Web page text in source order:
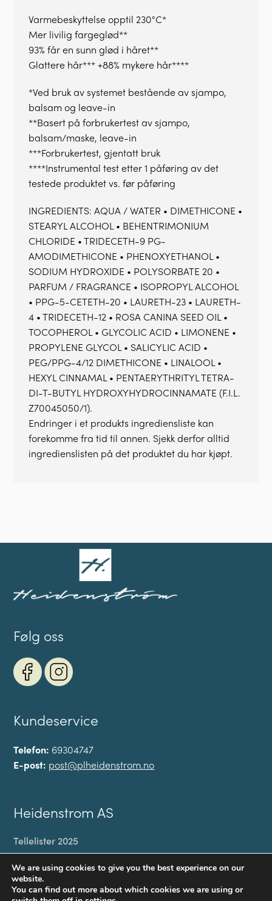
Varmebeskyttelse opptil 230°C*
Mer livilig fargeglød**
93% får en sunn glød i håret**
Glattere hår*** +88% mykere hår****
*Ved bruk av systemet bestående av sjampo,
balsam og leave-in
**Basert på forbrukertest av sjampo,
balsam/maske, leave-in
***Forbrukertest, gjentatt bruk
****Instrumental test etter 1 påføring av det
testede produktet vs. før påføring
INGREDIENTS: AQUA / WATER • DIMETHICONE •
STEARYL ALCOHOL • BEHENTRIMONIUM
CHLORIDE • TRIDECETH-9 PG-
AMODIMETHICONE • PHENOXYETHANOL •
SODIUM HYDROXIDE • POLYSORBATE 20 •
PARFUM / FRAGRANCE • ISOPROPYL ALCOHOL
• PPG-5-CETETH-20 • LAURETH-23 • LAURETH-
4 • TRIDECETH-12 • ROSA CANINA SEED OIL •
TOCOPHEROL • GLYCOLIC ACID • LIMONENE •
PROPYLENE GLYCOL • SALICYLIC ACID •
PEG/PPG-4/12 DIMETHICONE • LINALOOL •
HEXYL CINNAMAL • PENTAERYTHRITYL TETRA-
DI-T-BUTYL HYDROXYHYDROCINNAMATE (F.I.L.
Z70045050/1).
Endringer i et produkts ingrediensliste kan
forekomme fra tid til annen. Sjekk derfor alltid
ingredienslisten på det produktet du har kjøpt.
Følg oss
Kundeservice
Telefon: 69304747
E-post: post@plheidenstrom.no
Heidenstrom AS
Tellelister 2025
Til kassen
We are using cookies to give you the best experience on our
website.
You can find out more about which cookies we are using or